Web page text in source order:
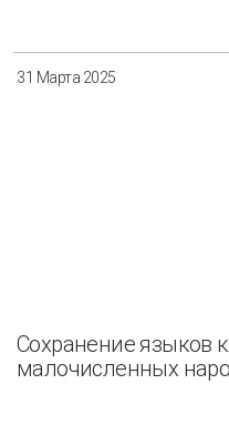
31 Марта 2025
Сохранение языков
малочисленных